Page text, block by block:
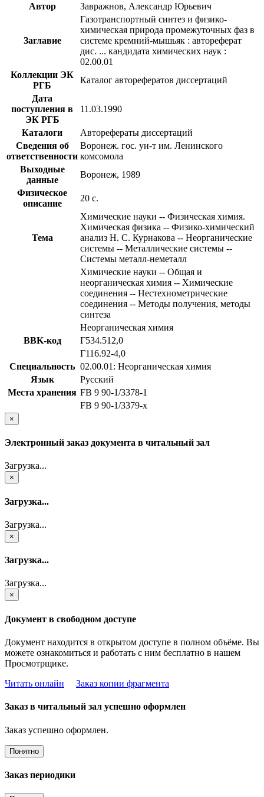
Автор Завражнов, Александр Юрьевич
Заглавие
Газотранспортный синтез и физико-
химическая природа промежуточных фаз в
системе кремний-мышьяк : автореферат
дис. ... кандидата химических наук :
02.00.01
Коллекции ЭК
РГБ
Каталог авторефератов диссертаций
Дата
поступления в
ЭК РГБ
11.03.1990
Каталоги
Авторефераты диссертаций
Сведения об
ответственности
Воронеж. гос. ун-т им. Ленинского
комсомола
Выходные
данные
Воронеж, 1989
Физическое
описание
20 с.
Тема
Химические науки -- Физическая химия.
Химическая физика -- Физико-химический
анализ Н. С. Курнакова -- Неорганические
системы -- Металлические системы --
Системы металл-неметалл
Химические науки -- Общая и
неорганическая химия -- Химические
соединения -- Нестехиометрические
соединения -- Методы получения, методы
синтеза
Неорганическая химия
BBK-код
Г534.512,0
Г116.92-4,0
Специальность 02.00.01: Неорганическая химия
Язык
Русский
Места хранения FB 9 90-1/3378-1
FB 9 90-1/3379-x
×
Электронный заказ документа в читальный зал
Загрузка...
×
Загрузка...
Загрузка...
×
Загрузка...
Загрузка...
×
Документ в свободном доступе
Документ находится в открытом доступе в полном объёме. Вы
можете ознакомиться и работать с ним бесплатно в нашем
Просмотрщике.
Читать онлайн
Заказ копии фрагмента
Заказ в читальный зал успешно оформлен
Заказ успешно оформлен.
Понятно
Заказ периодики